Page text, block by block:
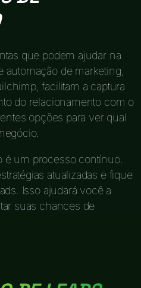
que podem ajudar na
de marketing,
facilitam a captura
do relacionamento com o
opções para ver qual
é um processo contínuo.
atualizadas e fique
Isso ajudará você a
suas chances de